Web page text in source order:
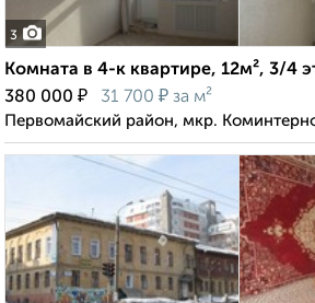
3
Комната в 4-к квартире, 12м², 3/4
380 000 ₽ 31 700 ₽ за м²
Первомайский район, мкр.